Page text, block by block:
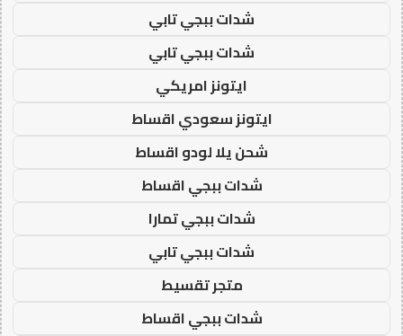
شدات ببجي تابي
شدات ببجي تابي
ايتونز امريكي
ايتونز سعودي اقساط
شحن يلا لودو اقساط
شدات ببجي اقساط
شدات ببجي تمارا
شدات ببجي تابي
متجر تقسيط
شدات ببجي اقساط